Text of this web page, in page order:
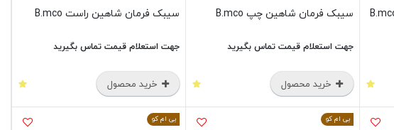
سیبک فرمان شاهین چپ B.mco
جهت استعلام قیمت تماس بگیرید
خرید محصول
سیبک فرمان شاهین راست B.mco
جهت استعلام قیمت تماس بگیرید
خرید محصول
بی ام کو بی ام کو